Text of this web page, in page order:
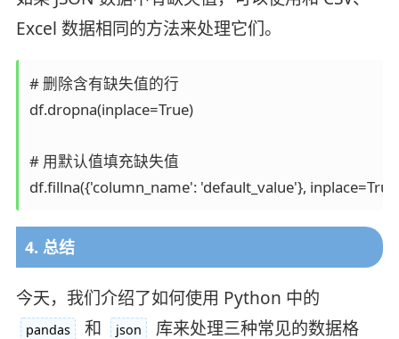
Excel 数据相同的方法来处理它们。
# 删除含有缺失值的行
df.dropna(inplace=True)
# 用默认值填充缺失值
4. 总结
今天，我们介绍了如何使用 Python 中的
pandas 和 json
库来处理三种常见的数据格